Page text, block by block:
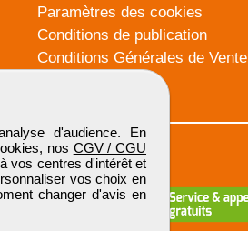
d'audience. En
nos CGV / CGU
vos centres d'intérêt et
vos choix en
changer d'avis en
Paramètres des cookies
Conditions de publication
Conditions Générales de Vente